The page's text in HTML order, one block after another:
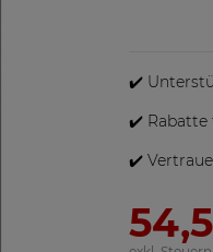
✔️
✔️ Rabatte
✔️